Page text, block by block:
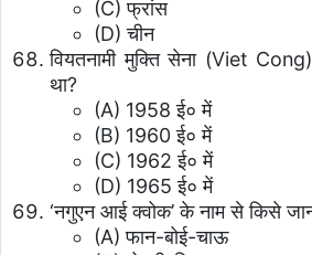
(C) फ्रांस
(D) चीन
वियतनामी मुक्ति सेना (Viet
था?
(A) 1958 ई० में
(B) 1960 ई० में
(C) 1962 ई० में
(D) 1965 ई० में
‘नगुएन आई क्वोक’ के नाम से किसे
(A) फान-बोई-चाऊ